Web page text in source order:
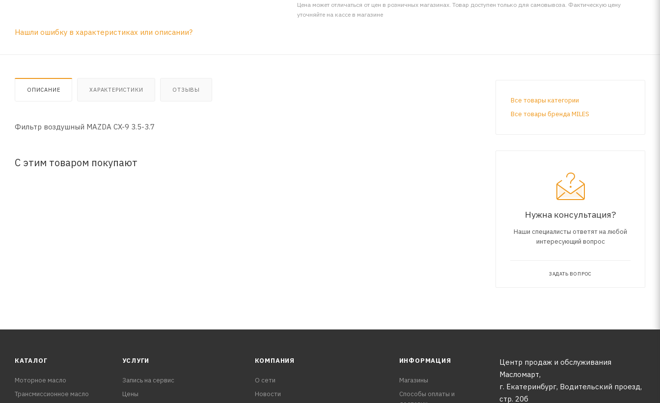
Цена может отличаться от цен в розничных магазинах. Товар доступен только для самовывоза. Фактическую цену
уточняйте на кассе в магазине
Нашли ошибку в характеристиках или описании?
ОПИСАНИЕ ХАРАКТЕРИСТИКИ ОТЗЫВЫ
Фильтр воздушный MAZDA CX-9 3.5-3.7
С этим товаром покупают
Все товары категории
Все товары бренда MILES
Нужна консультация?
Наши специалисты ответят на любой
интересующий вопрос
ЗАДАТЬ ВОПРОС
КАТАЛОГ
Моторное масло
Трансмиссионное масло
УСЛУГИ
Запись на сервис
Цены
КОМПАНИЯ
О сети
Новости
ИНФОРМАЦИЯ
Магазины
Способы оплаты и
Центр продаж и обслуживания
Масломарт,
г. Екатеринбург, Водительский проезд,
стр. 20б